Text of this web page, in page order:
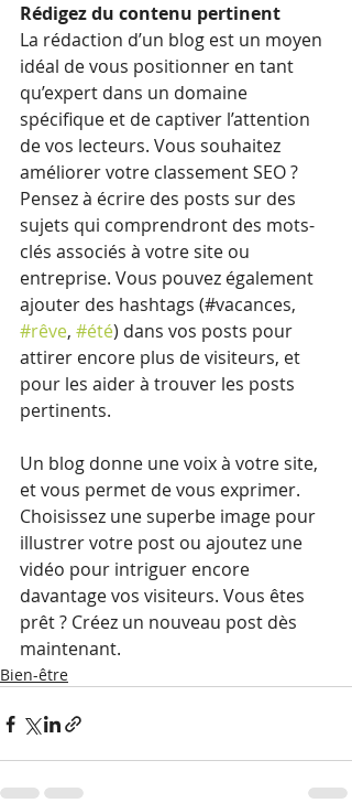
Rédigez du contenu pertinent
La rédaction d’un blog est un moyen
idéal de vous positionner en tant
qu’expert dans un domaine
spécifique et de captiver l’attention
de vos lecteurs. Vous souhaitez
améliorer votre classement SEO ?
Pensez à écrire des posts sur des
sujets qui comprendront des mots-
clés associés à votre site ou
entreprise. Vous pouvez également
ajouter des hashtags (#vacances,
#rêve, #été) dans vos posts pour
attirer encore plus de visiteurs, et
pour les aider à trouver les posts
pertinents.
Un blog donne une voix à votre site,
et vous permet de vous exprimer.
Choisissez une superbe image pour
illustrer votre post ou ajoutez une
vidéo pour intriguer encore
davantage vos visiteurs. Vous êtes
prêt ? Créez un nouveau post dès
maintenant.
Bien-être